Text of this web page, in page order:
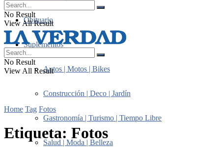
Obituario
Suplementos
Autos | Motos | Bikes
Construcción | Deco | Jardín
Gastronomía | Turismo | Tiempo Libre
Salud | Moda | Belleza
No Result
View All Result
No Result
View All Result
Home Tag Fotos
Etiqueta: Fotos